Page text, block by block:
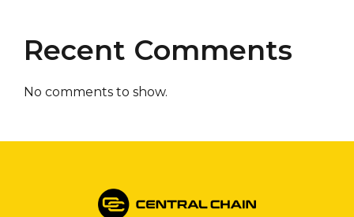
Recent Comments
No comments to show.